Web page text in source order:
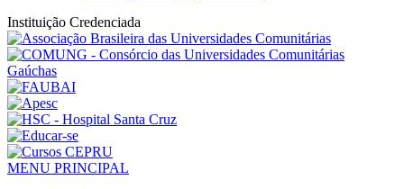
Instituição Credenciada
MENU PRINCIPAL